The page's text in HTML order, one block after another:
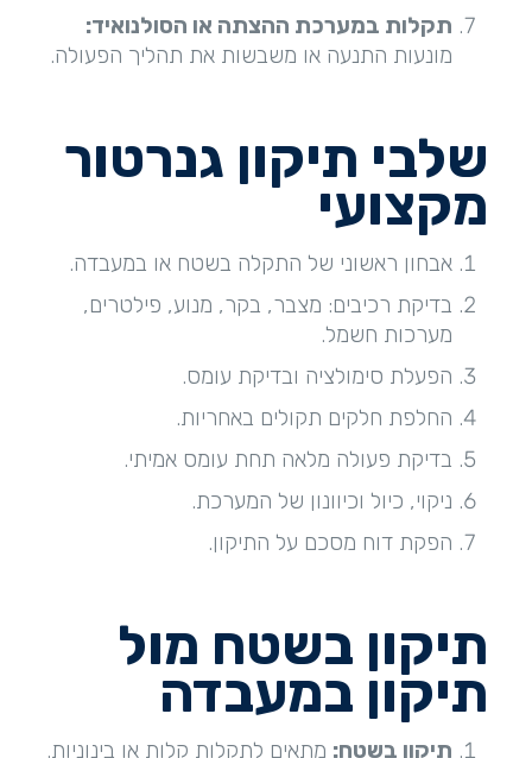
תקלות במערכת ההצתה או הסולנואיד:
מונעות התנעה או משבשות את תהליך הפעולה.
שלבי תיקון גנרטור
מקצועי
אבחון ראשוני של התקלה בשטח או במעבדה.
בדיקת רכיבים: מצבר, בקר, מנוע, פילטרים,
מערכות חשמל.
הפעלת סימולציה ובדיקת עומס.
החלפת חלקים תקולים באחריות.
בדיקת פעולה מלאה תחת עומס אמיתי.
ניקוי, כיול וכיוונון של המערכת.
הפקת דוח מסכם על התיקון.
תיקון בשטח מול
תיקון במעבדה
תיקון בשטח: מתאים לתקלות קלות או בינוניות.